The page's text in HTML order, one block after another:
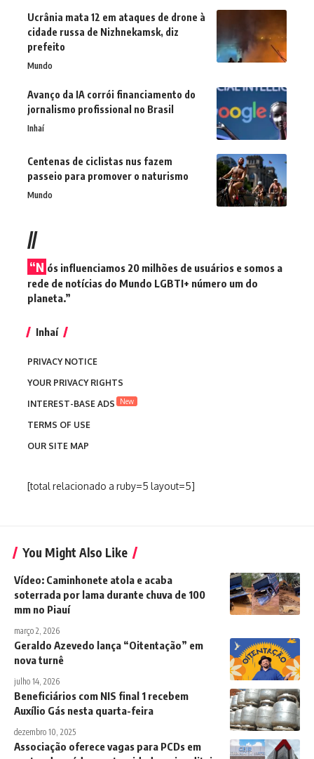
Ucrânia mata 12 em ataques de drone à
cidade russa de Nizhnekamsk, diz
prefeito
Mundo
Avanço da IA corrói financiamento do
jornalismo profissional no Brasil
Inhaí
Centenas de ciclistas nus fazem
passeio para promover o naturismo
Mundo
//
“N ós influenciamos 20 milhões de usuários e somos a
rede de notícias do Mundo LGBTI+ número um do
planeta.”
Inhaí
PRIVACY NOTICE
YOUR PRIVACY RIGHTS
INTEREST-BASE ADS
New
TERMS OF USE
OUR SITE MAP
[total relacionado a ruby=5 layout=5]
You Might Also Like
Vídeo: Caminhonete atola e acaba
soterrada por lama durante chuva de 100
mm no Piauí
março 2, 2026
Geraldo Azevedo lança “Oitentação” em
nova turnê
julho 14, 2026
Beneficiários com NIS final 1 recebem
Auxílio Gás nesta quarta-feira
dezembro 10, 2025
Associação oferece vagas para PCDs em